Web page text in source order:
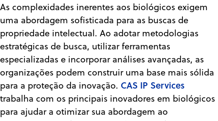
As complexidades inerentes aos biológicos exigem
uma abordagem sofisticada para as buscas de
propriedade intelectual. Ao adotar metodologias
estratégicas de busca, utilizar ferramentas
especializadas e incorporar análises avançadas, as
organizações podem construir uma base mais sólida
para a proteção da inovação. CAS IP Services
trabalha com os principais inovadores em biológicos
para ajudar a otimizar sua abordagem ao